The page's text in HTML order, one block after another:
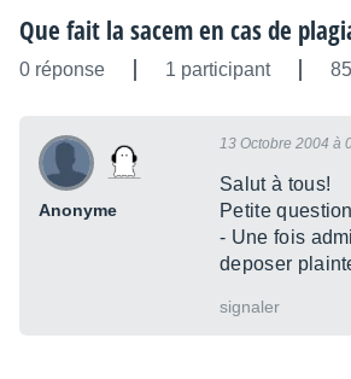
Que fait la sacem en cas de
0 réponse 1 participant
Anonyme
13 Octobre 2004 à
Salut à tous!
Petite
- Une fois
deposer
signaler